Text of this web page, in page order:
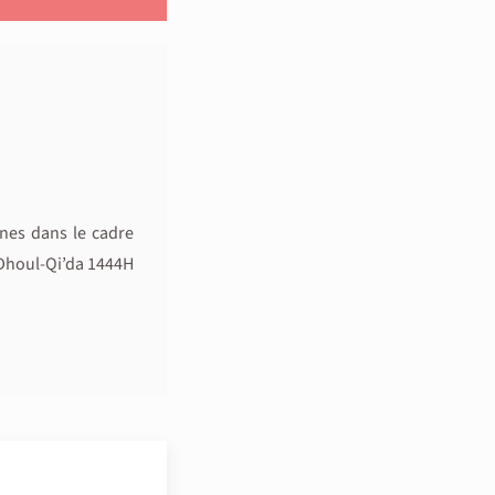
dans le cadre
Qi’da 1444H